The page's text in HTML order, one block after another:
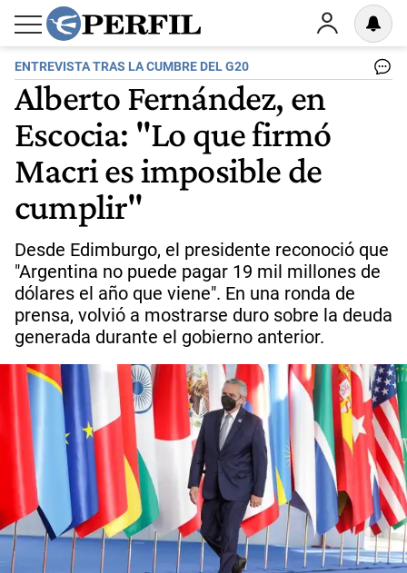
ENTREVISTA TRAS LA CUMBRE DEL G20
Alberto Fernández, en
Escocia: "Lo que firmó
Macri es imposible de
cumplir"
Desde Edimburgo, el presidente reconoció que
"Argentina no puede pagar 19 mil millones de
dólares el año que viene". En una ronda de
prensa, volvió a mostrarse duro sobre la deuda
generada durante el gobierno anterior.